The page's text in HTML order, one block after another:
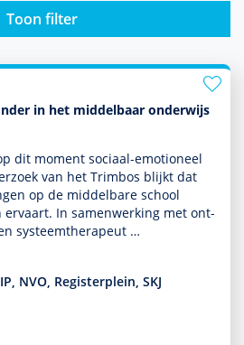
Toon filter
in het middelbaar onderwijs
dit moment sociaal-emotioneel
van het Trimbos blijkt dat
op de middelbare school
ervaart. In samen­wer­king met ont­
systeem­thera­peut …
NVO, Registerplein, SKJ